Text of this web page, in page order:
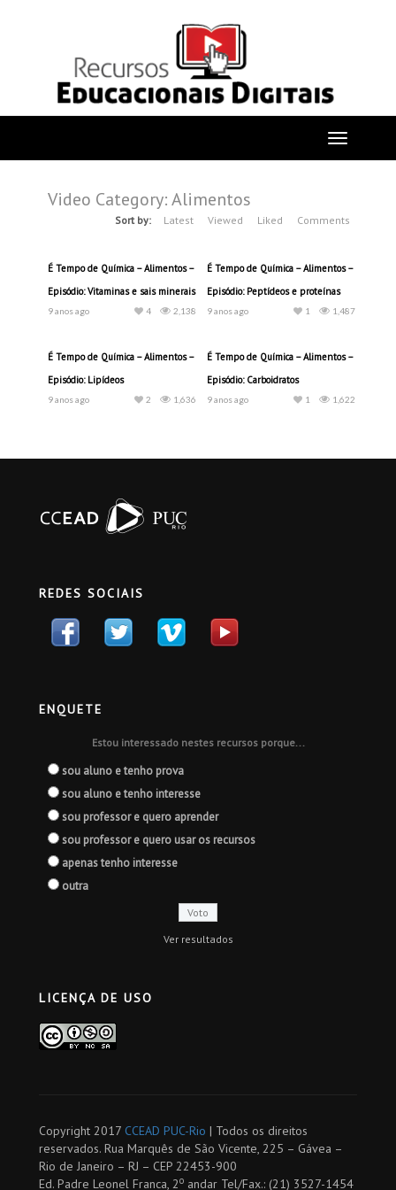
Video Category: Alimentos
Sort by: Latest Viewed Liked Comments
É Tempo de Química – Alimentos –
Episódio: Vitaminas e sais minerais
9 anos ago 2,138
4
É Tempo de Química – Alimentos –
Episódio: Peptídeos e proteínas
9 anos ago 1,487
1
É Tempo de Química – Alimentos –
Episódio: Lipídeos
9 anos ago 1,636
2
É Tempo de Química – Alimentos –
Episódio: Carboidratos
9 anos ago 1,622
1
REDES SOCIAIS
ENQUETE
Estou interessado nestes recursos porque...
sou aluno e tenho prova
sou aluno e tenho interesse
sou professor e quero aprender
sou professor e quero usar os recursos
apenas tenho interesse
outra
Ver resultados
LICENÇA DE USO
Copyright 2017 CCEAD PUC-Rio | Todos os direitos
reservados. Rua Marquês de São Vicente, 225 – Gávea –
Rio de Janeiro – RJ – CEP 22453-900
Ed. Padre Leonel Franca, 2o andar Tel/Fax.: (21) 3527-1454